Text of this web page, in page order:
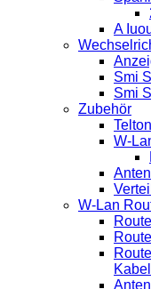
A
Smi
Smi
Zubehör
W-
W-Lan
Kabel